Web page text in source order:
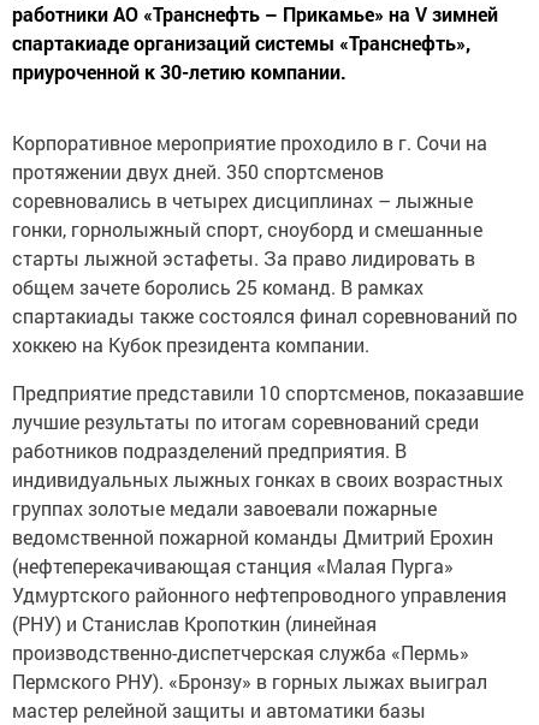
работники АО «Транснефть – Прикамье» на V зимней
спартакиаде организаций системы «Транснефть»,
приуроченной к 30-летию компании.
Корпоративное мероприятие проходило в г. Сочи на
протяжении двух дней. 350 спортсменов
соревновались в четырех дисциплинах – лыжные
гонки, горнолыжный спорт, сноуборд и смешанные
старты лыжной эстафеты. За право лидировать в
общем зачете боролись 25 команд. В рамках
спартакиады также состоялся финал соревнований по
хоккею на Кубок президента компании.
Предприятие представили 10 спортсменов, показавшие
лучшие результаты по итогам соревнований среди
работников подразделений предприятия. В
индивидуальных лыжных гонках в своих возрастных
группах золотые медали завоевали пожарные
ведомственной пожарной команды Дмитрий Ерохин
(нефтеперекачивающая станция «Малая Пурга»
Удмуртского районного нефтепроводного управления
(РНУ) и Станислав Кропоткин (линейная
производственно-диспетчерская служба «Пермь»
Пермского РНУ). «Бронзу» в горных лыжах выиграл
мастер релейной защиты и автоматики базы